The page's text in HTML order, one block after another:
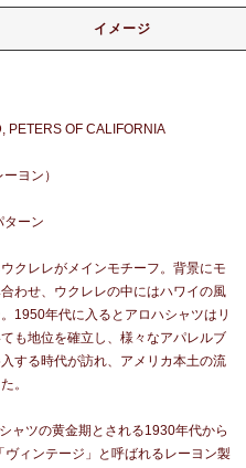
イメージ
PETERS OF CALIFORNIA
ヨン）
ターン
クレレがメインモチーフ。背景にモ
わせ、ウクレレの中にはハワイの風
1950年代に入るとアロハシャツはリ
も地位を確立し、様々なアパレルブ
する時代が訪れ、アメリカ本土の流
。
ャツの黄金期とされる1930年代から
ィンテージ」と呼ばれるレーヨン製